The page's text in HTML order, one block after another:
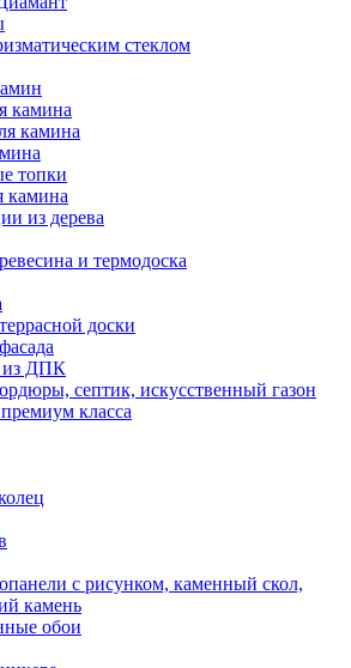
стеклом
камина
камина
топки
камина
из дерева
и термодоска
доски
из ДПК
септик, искусственный газон
класса
с рисунком, каменный скол,
камень
обои